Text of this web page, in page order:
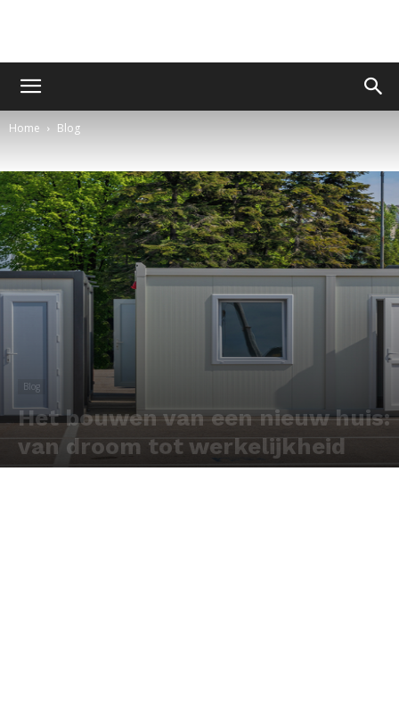
Home Blog
Blog
Het bouwen van een nieuw huis:
van droom tot werkelijkheid